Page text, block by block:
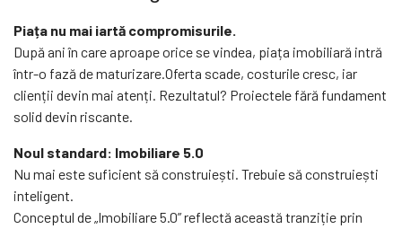
Piața nu mai iartă compromisurile.
După ani în care aproape orice se vindea, piața imobiliară intră
într-o fază de maturizare.Oferta scade, costurile cresc, iar
clienții devin mai atenți. Rezultatul? Proiectele fără fundament
solid devin riscante.
Noul standard: Imobiliare 5.0
Nu mai este suficient să construiești. Trebuie să construiești
inteligent.
Conceptul de „Imobiliare 5.0” reflectă această tranziție prin